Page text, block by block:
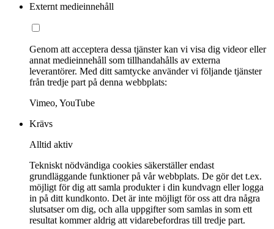
Externt medieinnehåll
Genom att acceptera dessa tjänster kan vi visa dig videor eller
annat medieinnehåll som tillhandahålls av externa
leverantörer. Med ditt samtycke använder vi följande tjänster
från tredje part på denna webbplats:
Vimeo, YouTube
Krävs
Alltid aktiv
Tekniskt nödvändiga cookies säkerställer endast
grundläggande funktioner på vår webbplats. De gör det t.ex.
möjligt för dig att samla produkter i din kundvagn eller logga
in på ditt kundkonto. Det är inte möjligt för oss att dra några
slutsatser om dig, och alla uppgifter som samlas in som ett
resultat kommer aldrig att vidarebefordras till tredje part.